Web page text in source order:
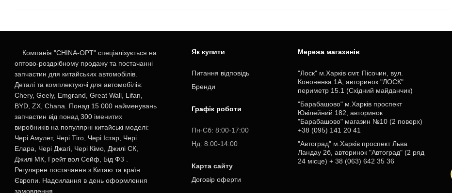
Компанія "CHINA-OPT" спеціалізується на
оптово-роздрібному продажу та постачанні
запчастин для китайських автомобілів.
Деталі та комплектуючі для автомобілів:
Chery, Geely, Emgrand, Great Wall, Lifan,
BYD, ZX, Chana. Понад 15 000 найменувань
запчастин від понад 300 іменитих
виробників на популярні китайські моделі:
Чері Амулет, Чері Тіго, Чері Істар, Чері
Елара, Чері Джагі, Чері Кімо, Джилі СК,
Джилі МК, Грейт вол Сейф, Бід Ф3 .
Регулярне постачання з Китаю та країн
Європи. Надсилання в день оформлення
замовлення.
Як купити
Питання відповідь
Бренди
Графік роботи
Пн-Cб: 8:00-17:00
Нд: 8:00-14:00
Карта сайту
Договір оферти
Мережа магазинів
"Лоск" м.Харків смт. Пісочин, вул.
Кононенка 1А, авторинок "ЛОСК"
периметр 15.1 (Східний майданчик)
"Барабашово" м.Харків проспект
Ювілейний 182, авторинок
"Барабашово" магазин №10 (2 поверх)
+38 (095) 141 20 41
"Автоград" м.Харків проспект Льва
Ландау 2б, авторинок "Автоград" (2 ряд
24 місце) + 38 (063) 642 35 36